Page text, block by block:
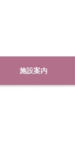
施設案内